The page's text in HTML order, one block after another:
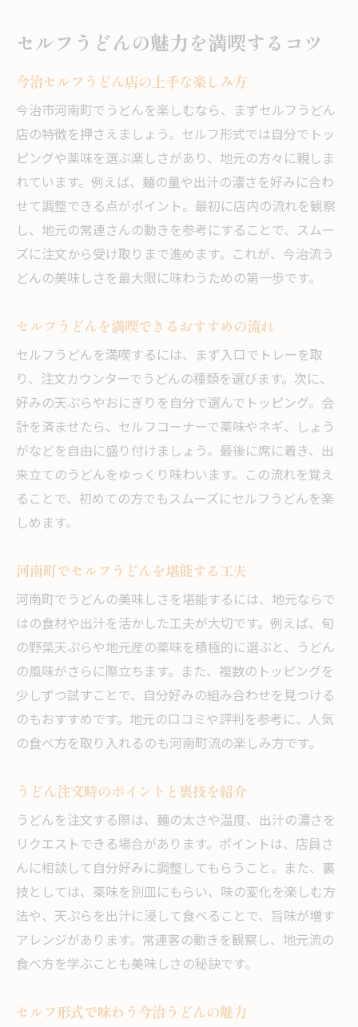
セルフうどんの魅力を満喫するコツ
今治セルフうどん店の上手な楽しみ方
今治市河南町でうどんを楽しむなら、まずセルフうどん
店の特徴を押さえましょう。セルフ形式では自分でトッ
ピングや薬味を選ぶ楽しさがあり、地元の方々に親しま
れています。例えば、麺の量や出汁の濃さを好みに合わ
せて調整できる点がポイント。最初に店内の流れを観察
し、地元の常連さんの動きを参考にすることで、スムー
ズに注文から受け取りまで進めます。これが、今治流う
どんの美味しさを最大限に味わうための第一歩です。
セルフうどんを満喫できるおすすめの流れ
セルフうどんを満喫するには、まず入口でトレーを取
り、注文カウンターでうどんの種類を選びます。次に、
好みの天ぷらやおにぎりを自分で選んでトッピング。会
計を済ませたら、セルフコーナーで薬味やネギ、しょう
がなどを自由に盛り付けましょう。最後に席に着き、出
来立てのうどんをゆっくり味わいます。この流れを覚え
ることで、初めての方でもスムーズにセルフうどんを楽
しめます。
河南町でセルフうどんを堪能する工夫
河南町でうどんの美味しさを堪能するには、地元ならで
はの食材や出汁を活かした工夫が大切です。例えば、旬
の野菜天ぷらや地元産の薬味を積極的に選ぶと、うどん
の風味がさらに際立ちます。また、複数のトッピングを
少しずつ試すことで、自分好みの組み合わせを見つける
のもおすすめです。地元の口コミや評判を参考に、人気
の食べ方を取り入れるのも河南町流の楽しみ方です。
うどん注文時のポイントと裏技を紹介
うどんを注文する際は、麺の太さや温度、出汁の濃さを
リクエストできる場合があります。ポイントは、店員さ
んに相談して自分好みに調整してもらうこと。また、裏
技としては、薬味を別皿にもらい、味の変化を楽しむ方
法や、天ぷらを出汁に浸して食べることで、旨味が増す
アレンジがあります。常連客の動きを観察し、地元流の
食べ方を学ぶことも美味しさの秘訣です。
セルフ形式で味わう今治うどんの魅力